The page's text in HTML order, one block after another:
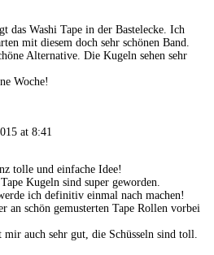
das Washi Tape in der Bastelecke. Ich
mit diesem doch sehr schönen Band.
Alternative. Die Kugeln sehen sehr
Woche!
at 8:41
tolle und einfache Idee!
Kugeln sind super geworden.
ich definitiv einmal nach machen!
an schön gemusterten Tape Rollen vorbei
auch sehr gut, die Schüsseln sind toll.